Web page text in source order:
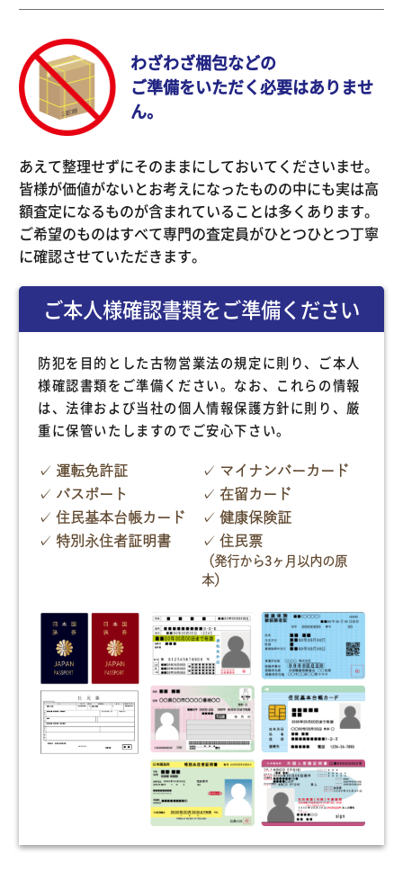
わざわざ梱包などの
ご準備をいただく必要はありませ
ん。
あえて整理せずにそのままにしておいてくださいませ。
皆様が価値がないとお考えになったものの中にも実は高
額査定になるものが含まれていることは多くあります。
ご希望のものはすべて専門の査定員がひとつひとつ丁寧
に確認させていただきます。
ご本人様確認書類をご準備ください
防犯を目的とした古物営業法の規定に則り、ご本人
様確認書類をご準備ください。なお、これらの情報
は、法律および当社の個人情報保護方針に則り、厳
重に保管いたしますのでご安心下さい。
運転免許証
マイナンバーカード
パスポート
在留カード
住民基本台帳カード
健康保険証
特別永住者証明書
住民票
（発行から3ヶ月以内の原
本）